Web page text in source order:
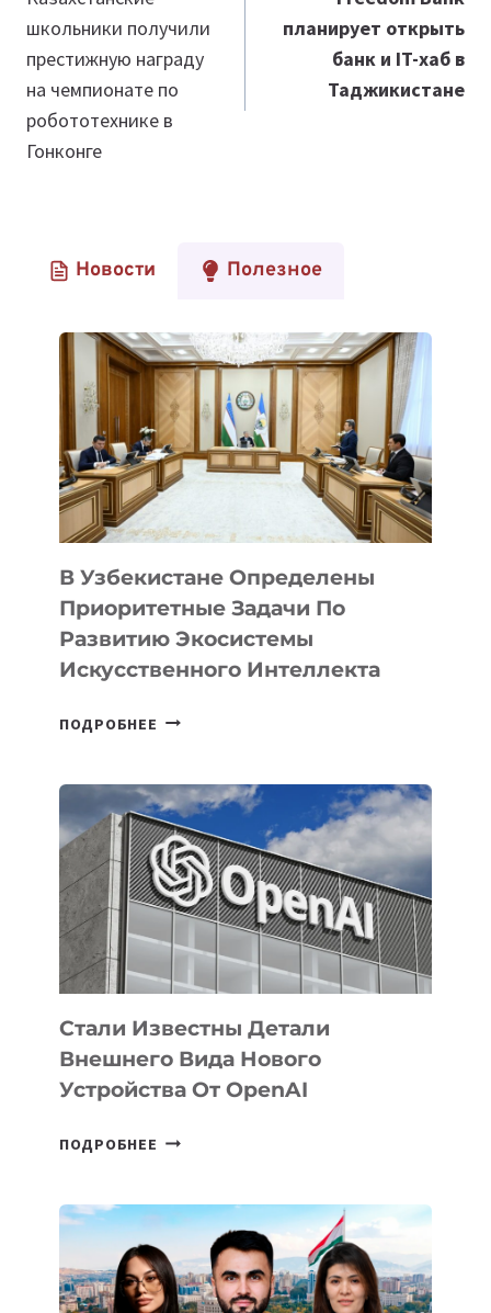
записям
школьники получили
престижную награду
на чемпионате по
робототехнике в
Гонконге
планирует открыть
банк и IT-хаб в
Таджикистане
Новости Полезное
В Узбекистане Определены
Приоритетные Задачи По
Развитию Экосистемы
Искусственного Интеллекта
ПОДРОБНЕЕ
ПРИОРИТЕТНЫЕ
ЗАДАЧИ
ПО
РАЗВИТИЮ
ЭКОСИСТЕМЫ
ИСКУССТВЕННОГО
ИНТЕЛЛЕКТА
Стали Известны Детали
Внешнего Вида Нового
Устройства От OpenAI
ПОДРОБНЕЕ СТАЛИ
ВНЕШНЕГО
ВИДА
НОВОГО
УСТРОЙСТВА